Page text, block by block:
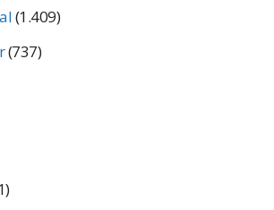
(1.409)
(737)